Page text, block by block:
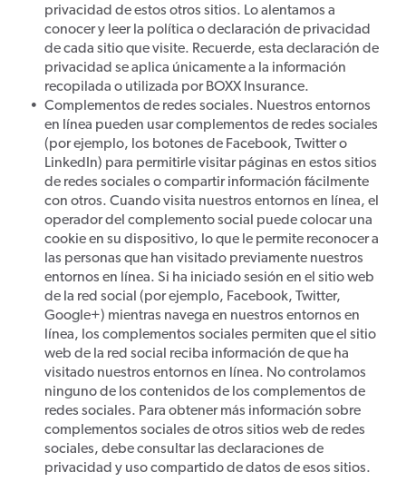
privacidad de estos otros sitios. Lo alentamos a
conocer y leer la política o declaración de privacidad
de cada sitio que visite. Recuerde, esta declaración de
privacidad se aplica únicamente a la información
recopilada o utilizada por BOXX Insurance.
Complementos de redes sociales. Nuestros entornos
en línea pueden usar complementos de redes sociales
(por ejemplo, los botones de Facebook, Twitter o
LinkedIn) para permitirle visitar páginas en estos sitios
de redes sociales o compartir información fácilmente
con otros. Cuando visita nuestros entornos en línea, el
operador del complemento social puede colocar una
cookie en su dispositivo, lo que le permite reconocer a
las personas que han visitado previamente nuestros
entornos en línea. Si ha iniciado sesión en el sitio web
de la red social (por ejemplo, Facebook, Twitter,
Google+) mientras navega en nuestros entornos en
línea, los complementos sociales permiten que el sitio
web de la red social reciba información de que ha
visitado nuestros entornos en línea. No controlamos
ninguno de los contenidos de los complementos de
redes sociales. Para obtener más información sobre
complementos sociales de otros sitios web de redes
sociales, debe consultar las declaraciones de
privacidad y uso compartido de datos de esos sitios.